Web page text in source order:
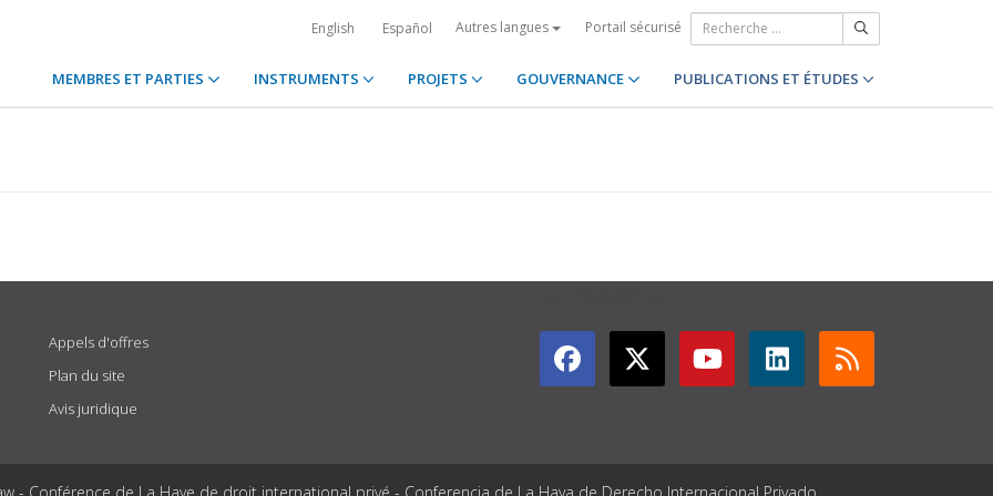
English Español Autres langues Portail sécurisé
MEMBRES ET PARTIES INSTRUMENTS PROJETS GOUVERNANCE PUBLICATIONS ET ÉTUDES
Appels d'offres
Plan du site
Avis juridique